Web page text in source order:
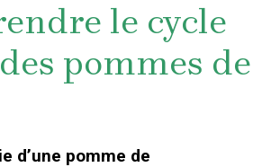
le cycle
pommes de
d’une pomme de